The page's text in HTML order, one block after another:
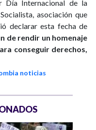
Día Internacional de la
asociación que
declarar esta fecha de
de rendir un homenaje
conseguir derechos,
noticias